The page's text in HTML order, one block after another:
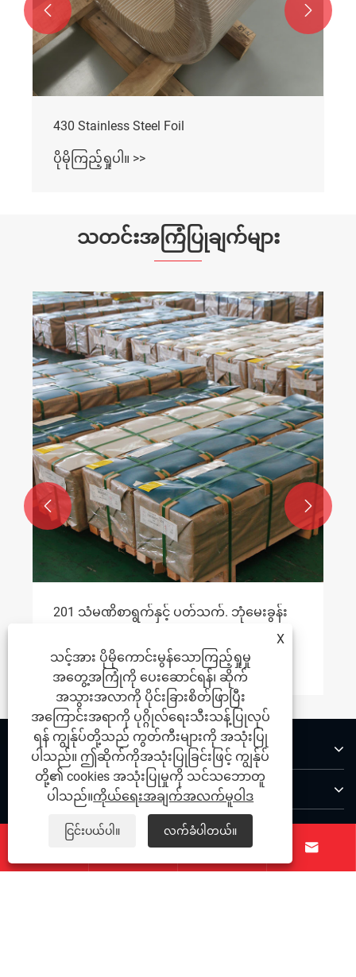
201 Stainless Steel Foil
 
သတင်းအကြံပြုချက်များ
သံမဏိချွတ်၏မျက်နှာပြင်ပေါ်တွင်
ထစ်၏အကြောင်းရင်းများနှင့်ကုသမှုနည်း
လမ်းများ
ပိုမိုကြည့်ရှုပါ။ >>
 
ကြှနျုပျတို့အကွောငျး
ထုတ်ကုန်များ
ကြှနျုပျတို့ကိုဆကျသှယျရနျ
ကြှနျုပျတို့နောကျလိုကျပါ
 
X
သင့်အား ပိုမိုကောင်းမွန်သောကြည့်ရှုမှု
အတွေ့အကြုံကို ပေးဆောင်ရန်၊ ဆိုက်
အသွားအလာကို ပိုင်းခြားစိတ်ဖြာပြီး
အကြောင်းအရာကို ပုဂ္ဂိုလ်ရေးသီးသန့်ပြုလုပ်
ရန် ကျွန်ုပ်တို့သည် ကွတ်ကီးများကို အသုံးပြု
ပါသည်။ ဤဆိုက်ကိုအသုံးပြုခြင်းဖြင့် ကျွန်ုပ်
တို့၏ cookies အသုံးပြုမှုကို သင်သဘောတူ
ပါသည်။ကိုယ်ရေးအချက်အလက်မူဝါဒ
ငြင်းပယ်ပါ။ လက်ခံပါတယ်။